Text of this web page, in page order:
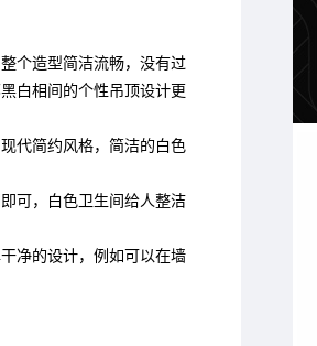
个造型简洁流畅，没有过
白相间的个性吊顶设计更
代简约风格，简洁的白色
可，白色卫生间给人整洁
净的设计，例如可以在墙